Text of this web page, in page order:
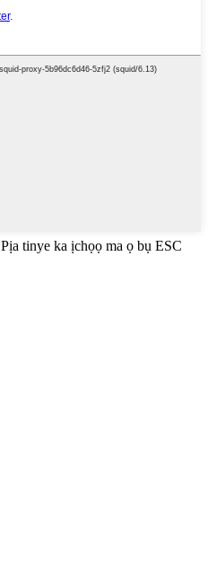
Pịa tinye ka ịchọọ ma ọ bụ ESC